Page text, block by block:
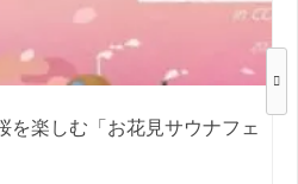
を楽しむ「お花見サウナフェ